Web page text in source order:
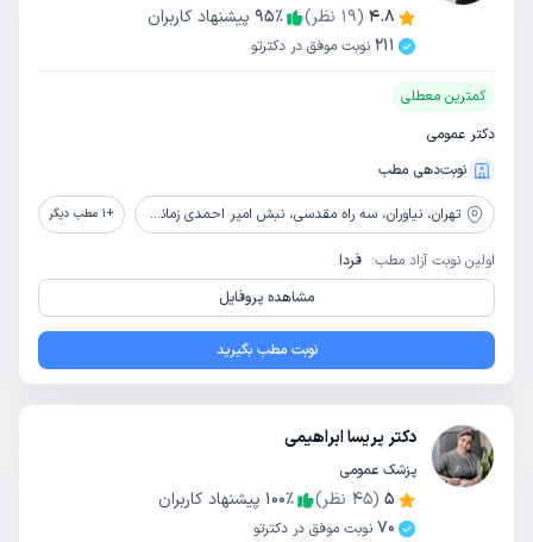
4.8
(
19 نظر) 95٪
پیشنهاد کاربران
211 نوبت موفق در دکترتو
کمترین معطلی
دکتر عمومی
نوبت‌دهی مطب
تهران، نیاوران، سه راه مقدسی، نبش امیر احمدی زمانی، پلاک 2، زنگ 102، طبقه 1 +
1 مطب دیگر
اولین نوبت آزاد مطب: فردا
مشاهده پروفایل
نوبت مطب بگیرید
دکتر پریسا ابراهیمی
پزشک عمومی
5
(
45 نظر) 100٪
پیشنهاد کاربران
70 نوبت موفق در دکترتو